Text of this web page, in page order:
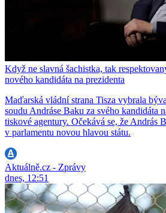
Když ne slavná šachistka, tak
nového kandidáta na prezidenta
Maďarská vládní strana Tisza vybrala
soudu Andráse Baku za svého kandidáta
tiskové agentury. Očekává se, že András
v parlamentu novou hlavou státu.
Aktuálně.cz - Zprávy
dnes, 12:51